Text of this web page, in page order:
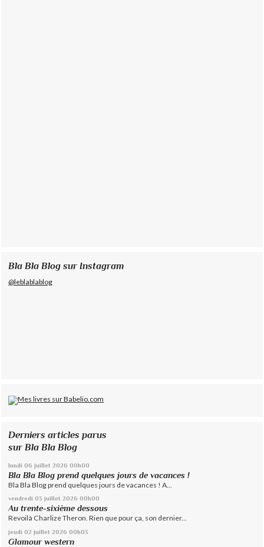
Bla Bla Blog sur Instagram
@leblablablog
Derniers articles parus
sur Bla Bla Blog
lundi 06 juillet 2026 00h00
Bla Bla Blog prend quelques jours de vacances !
Bla Bla Blog prend quelques jours de vacances ! A...
vendredi 03 juillet 2026 00h00
Au trente-sixième dessous
Revoilà Charlize Theron. Rien que pour ça, son dernier...
jeudi 02 juillet 2026 00h03
Glamour western